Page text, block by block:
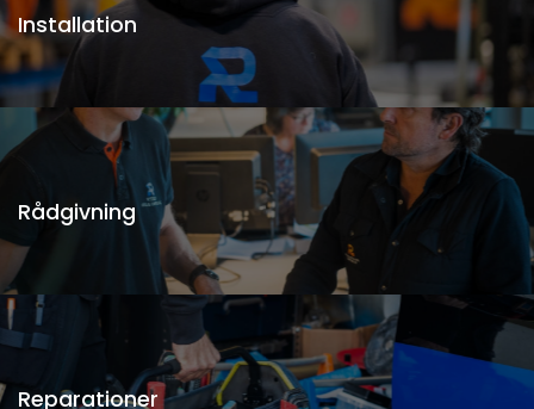
Installation
Rådgivning
Reparationer